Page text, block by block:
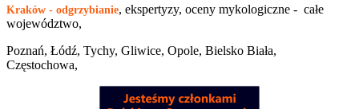
Kraków - odgrzybianie, ekspertyzy, oceny mykologiczne - całe
województwo,
Poznań, Łódź, Tychy, Gliwice, Opole, Bielsko Biała,
Częstochowa,